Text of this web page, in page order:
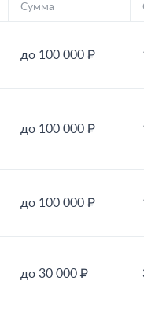
Сумма
до 100 000 ₽
до 100 000 ₽
до 100 000 ₽
до 30 000 ₽